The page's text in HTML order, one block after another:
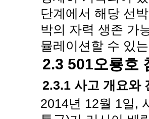
단계에서 해당 선
박의 자력 생존 가
뮬레이션할 수 있
2.3 501오룡호
2.3.1 사고 개요와
2014년 12월 1일,